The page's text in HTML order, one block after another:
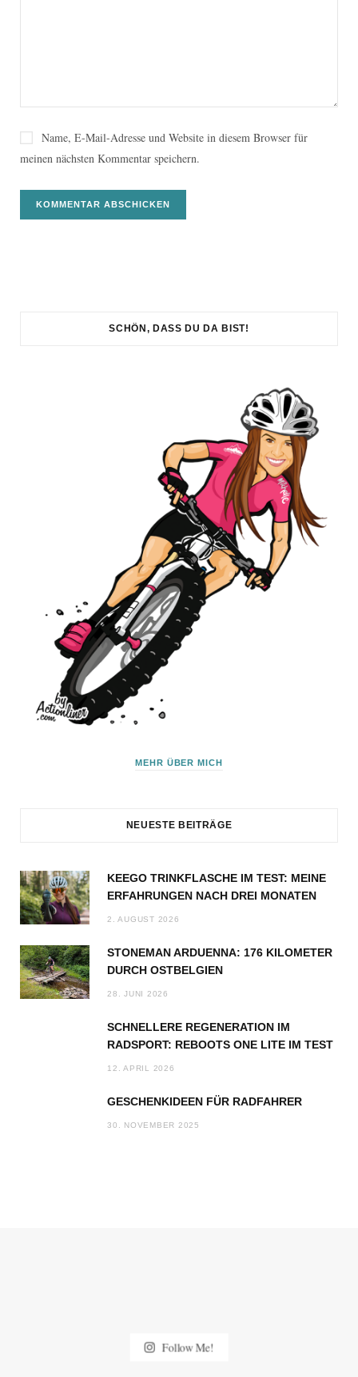
Name, E-Mail-Adresse und Website in diesem Browser für
meinen nächsten Kommentar speichern.
SCHÖN, DASS DU DA BIST!
MEHR ÜBER MICH
NEUESTE BEITRÄGE
KEEGO TRINKFLASCHE IM TEST: MEINE
ERFAHRUNGEN NACH DREI MONATEN
2. AUGUST 2026
STONEMAN ARDUENNA: 176 KILOMETER
DURCH OSTBELGIEN
28. JUNI 2026
SCHNELLERE REGENERATION IM
RADSPORT: REBOOTS ONE LITE IM TEST
12. APRIL 2026
GESCHENKIDEEN FÜR RADFAHRER
30. NOVEMBER 2025
Follow Me!